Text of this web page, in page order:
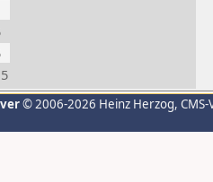
© 2006-2026 Heinz Herzog,